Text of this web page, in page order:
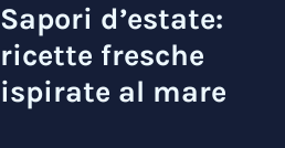
Sapori d’estate:
ricette fresche
ispirate al mare